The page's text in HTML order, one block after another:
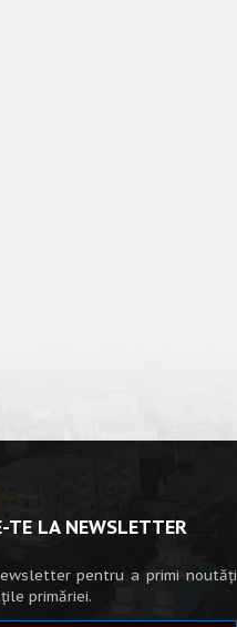
TE LA NEWSLETTER
pentru a primi noutăți
primăriei.